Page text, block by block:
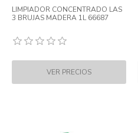
LIMPIADOR CONCENTRADO LAS
3 BRUJAS MADERA 1L 66687